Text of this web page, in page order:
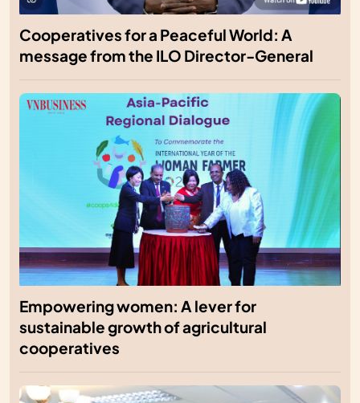
Cooperatives for a Peaceful World: A
message from the ILO Director-General
Empowering women: A lever for
sustainable growth of agricultural
cooperatives